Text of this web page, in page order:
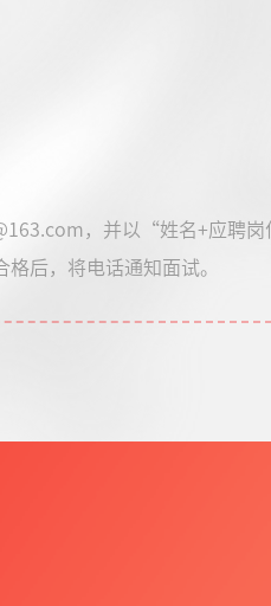
，并以“姓名+应聘
后，将电话通知面试。